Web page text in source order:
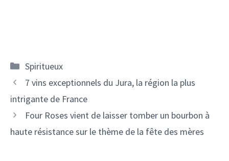
Catégories
Spiritueux
Navigation
des
7 vins exceptionnels du Jura, la région la plus
intrigante de France
Four Roses vient de laisser tomber un bourbon à
haute résistance sur le thème de la fête des mères